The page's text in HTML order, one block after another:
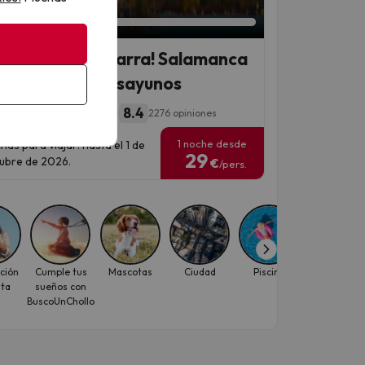
la esencia charra! Salamanca
3* con desayunos
8.4 2276 opiniones
para viajar: hasta el 1 de
de 2026.
1 noche desde
29€/pers.
Cumple tus
sueños con
BuscoUnChollo
Mascotas Ciudad Piscina